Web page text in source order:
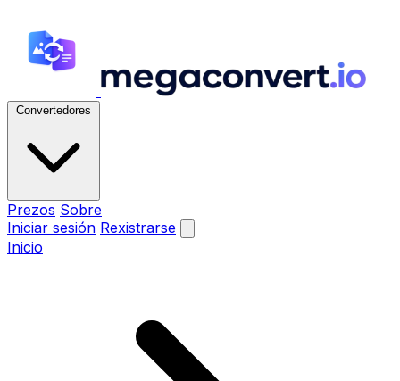
Convertedores
Prezos Sobre
Iniciar sesión Rexistrarse
Inicio